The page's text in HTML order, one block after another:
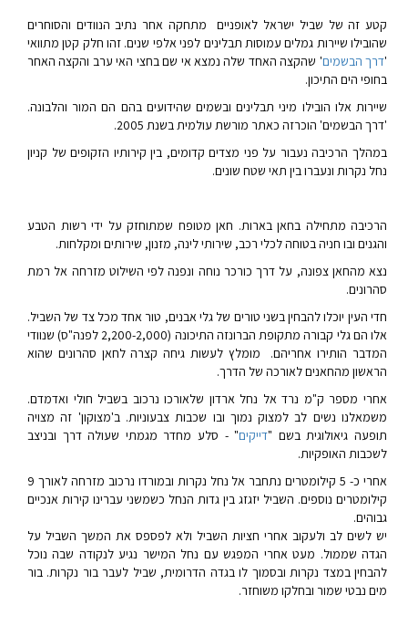
קטע זה של שביל ישראל לאופניים מתחקה אחר נתיב הנוודים והסוחרים
שהובילו שיירות גמלים עמוסות תבלינים לפני אלפי שנים. זהו חלק קטן מתוואי
'דרך הבשמים' שהקצה האחד שלה נמצא אי שם בחצי האי ערב והקצה האחר
בחופי הים התיכון.
שיירות אלו הובילו מיני תבלינים ובשמים שהידועים בהם הם המור והלבונה.
'דרך הבשמים' הוכרזה כאתר מורשת עולמית בשנת 2005.
במהלך הרכיבה נעבור על פני מצדים קדומים, בין קירותיו הזקופים של קניון
נחל נקרות ונעברו בין תאי שטח שונים.
הרכיבה מתחילה בחאן בארות. חאן מטופח שמתוחזק על ידי רשות הטבע
והגנים ובו חניה בטוחה לכלי רכב, שירותי לינה, מזנון, שירותים ומקלחות.
נצא מהחאן צפונה, על דרך כורכר נוחה ונפנה לפי השילוט מזרחה אל רמת
סהרונים.
חדי העין יוכלו להבחין בשני טורים של גלי אבנים, טור אחד מכל צד של השביל.
אלו הם גלי קבורה מתקופת הברונזה התיכונה (2,200-2,000 לפנה"ס) שנוודי
המדבר הותירו אחריהם. מומלץ לעשות גיחה קצרה לחאן סהרונים שהוא
הראשון מהחאנים לאורכה של הדרך.
אחרי מספר ק"מ נרד אל נחל ארדון שלאורכו נרכוב בשביל חולי ואדמדם.
משמאלנו נשים לב למצוק נמוך ובו שכבות צבעוניות. ב'מצוקון' זה מצויה
תופעה גיאולוגית בשם "דייקים" - סלע מחדר מגמתי שעולה דרך ובניצב
לשכבות האופקיות.
אחרי כ- 5 קילומטרים נתחבר אל נחל נקרות ובמורדו נרכוב מזרחה לאורך 9
קילומטרים נוספים. השביל יזגזג בין גדות הנחל כשמשני עברינו קירות אנכיים
גבוהים.
יש לשים לב ולעקוב אחרי חציות השביל ולא לפספס את המשך השביל על
הגדה שממול. מעט אחרי המפגש עם נחל המישר נגיע לנקודה שבה נוכל
להבחין במצד נקרות ובסמוך לו בגדה הדרומית, שביל לעבר בור נקרות. בור
מים נבטי שמור ובחלקו משוחזר.